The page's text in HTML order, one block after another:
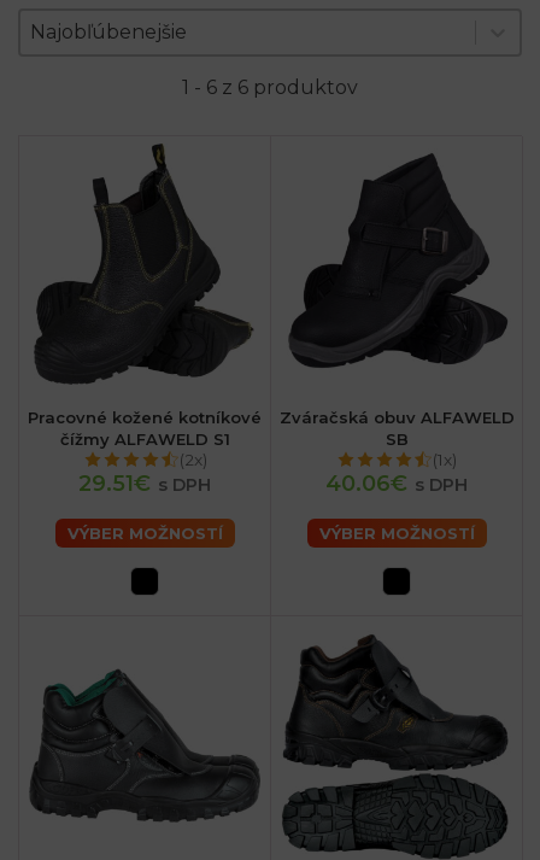
Zoradenie produktov
Sort content
Najobľúbenejšie
Sort content
1 - 6 z 6 produktov
Pracovné kožené kotníkové
čížmy ALFAWELD S1
(2x)
29.51€ s DPH
VÝBER MOŽNOSTÍ
Zváračská obuv ALFAWELD
SB
(1x)
40.06€ s DPH
VÝBER MOŽNOSTÍ